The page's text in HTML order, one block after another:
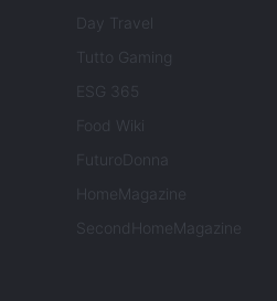
Day Travel
Tutto Gaming
ESG 365
Food Wiki
FuturoDonna
HomeMagazine
SecondHomeMagazine